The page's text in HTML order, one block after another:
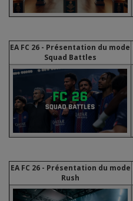
EA FC 26 - Présentation du mode
Squad Battles
EA FC 26 - Présentation du mode
Rush